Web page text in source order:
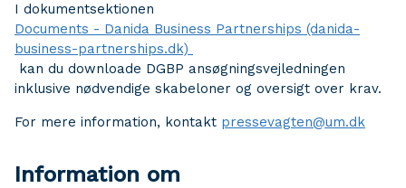
I dokumentsektionen
Documents - Danida Business Partnerships (danida-
business-partnerships.dk)
kan du downloade DGBP ansøgningsvejledningen
inklusive nødvendige skabeloner og oversigt over krav.
For mere information, kontakt pressevagten@um.dk
Information om